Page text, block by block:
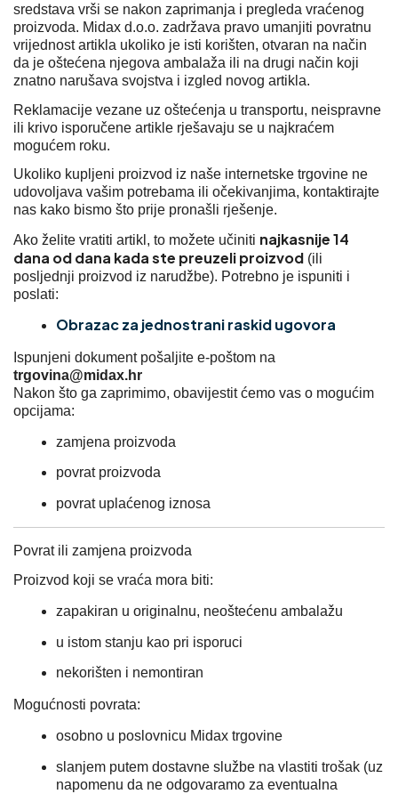
sredstava vrši se nakon zaprimanja i pregleda vraćenog
proizvoda. Midax d.o.o. zadržava pravo umanjiti povratnu
vrijednost artikla ukoliko je isti korišten, otvaran na način
da je oštećena njegova ambalaža ili na drugi način koji
znatno narušava svojstva i izgled novog artikla.
Reklamacije vezane uz oštećenja u transportu, neispravne
ili krivo isporučene artikle rješavaju se u najkraćem
mogućem roku.
Ukoliko kupljeni proizvod iz naše internetske trgovine ne
udovoljava vašim potrebama ili očekivanjima, kontaktirajte
nas kako bismo što prije pronašli rješenje.
Ako želite vratiti artikl, to možete učiniti najkasnije 14
dana od dana kada ste preuzeli proizvod (ili
posljednji proizvod iz narudžbe). Potrebno je ispuniti i
poslati:
Obrazac za jednostrani raskid ugovora
Ispunjeni dokument pošaljite e-poštom na
trgovina@midax.hr
Nakon što ga zaprimimo, obavijestit ćemo vas o mogućim
opcijama:
zamjena proizvoda
povrat proizvoda
povrat uplaćenog iznosa
Povrat ili zamjena proizvoda
Proizvod koji se vraća mora biti:
zapakiran u originalnu, neoštećenu ambalažu
u istom stanju kao pri isporuci
nekorišten i nemontiran
Mogućnosti povrata:
osobno u poslovnicu Midax trgovine
slanjem putem dostavne službe na vlastiti trošak (uz
napomenu da ne odgovaramo za eventualna